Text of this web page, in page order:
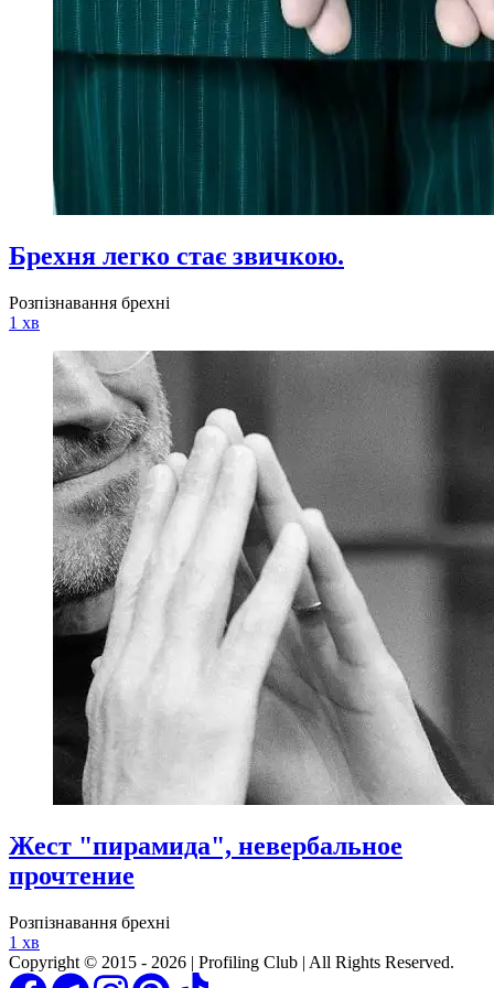
Брехня легко стає звичкою.
Розпізнавання брехні
1 хв
Жест "пирамида", невербальное
прочтение
Розпізнавання брехні
1 хв
Copyright © 2015 - 2026 | Profiling Club | All Rights Reserved.